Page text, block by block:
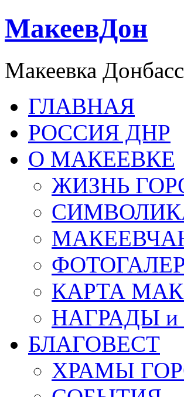
МакеевДон
Макеевка Донбасс
ГЛАВНАЯ
РОССИЯ ДНР
О МАКЕЕВКЕ
ЖИЗНЬ
КАРТА
НАГРАДЫ
БЛАГОВЕСТ
ХРАМЫ